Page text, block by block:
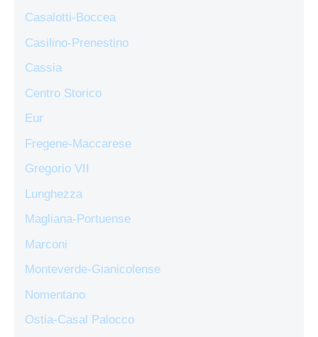
Casalotti-Boccea
Casilino-Prenestino
Cassia
Centro Storico
Eur
Fregene-Maccarese
Gregorio VII
Lunghezza
Magliana-Portuense
Marconi
Monteverde-Gianicolense
Nomentano
Ostia-Casal Palocco